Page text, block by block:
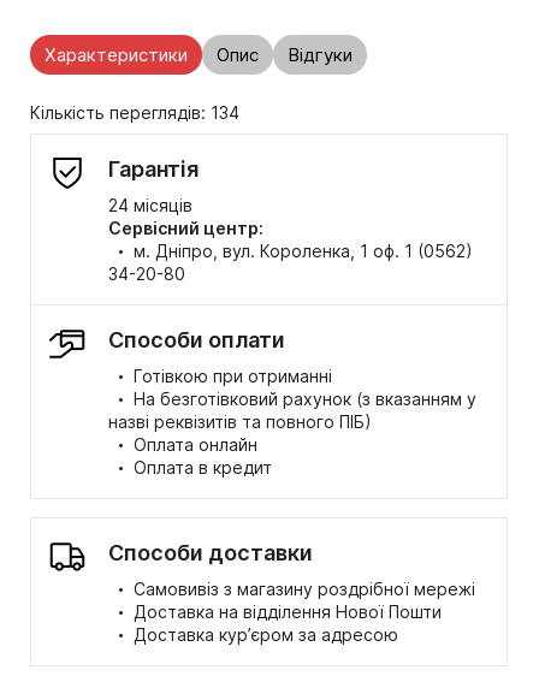
Характеристики Опис Відгуки
Кількість переглядів: 134
Гарантія
24 місяців
Сервісний центр:
· м. Дніпро, вул. Короленка, 1 оф. 1 (0562)
34-20-80
Способи оплати
· Готівкою при отриманні
· На безготівковий рахунок (з вказанням у
назві реквізитів та повного ПІБ)
· Оплата онлайн
· Оплата в кредит
Способи доставки
· Самовивіз з магазину роздрібної мережі
· Доставка на відділення Нової Пошти
· Доставка кур’єром за адресою